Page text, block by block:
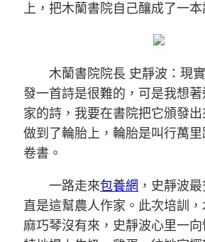
上，把木蘭書院自己釀成了一本
木蘭書院院長 史靜波：現
發一首詩是很難的，可是我想
家的詩，我要在書院把它頒發
做到了輪胎上，輪胎是叫行萬
卷書。
一路走來包養網 ，史靜波
直是這幫農人作家。此次培訓
麻巧琴沒有來，史靜波心里一